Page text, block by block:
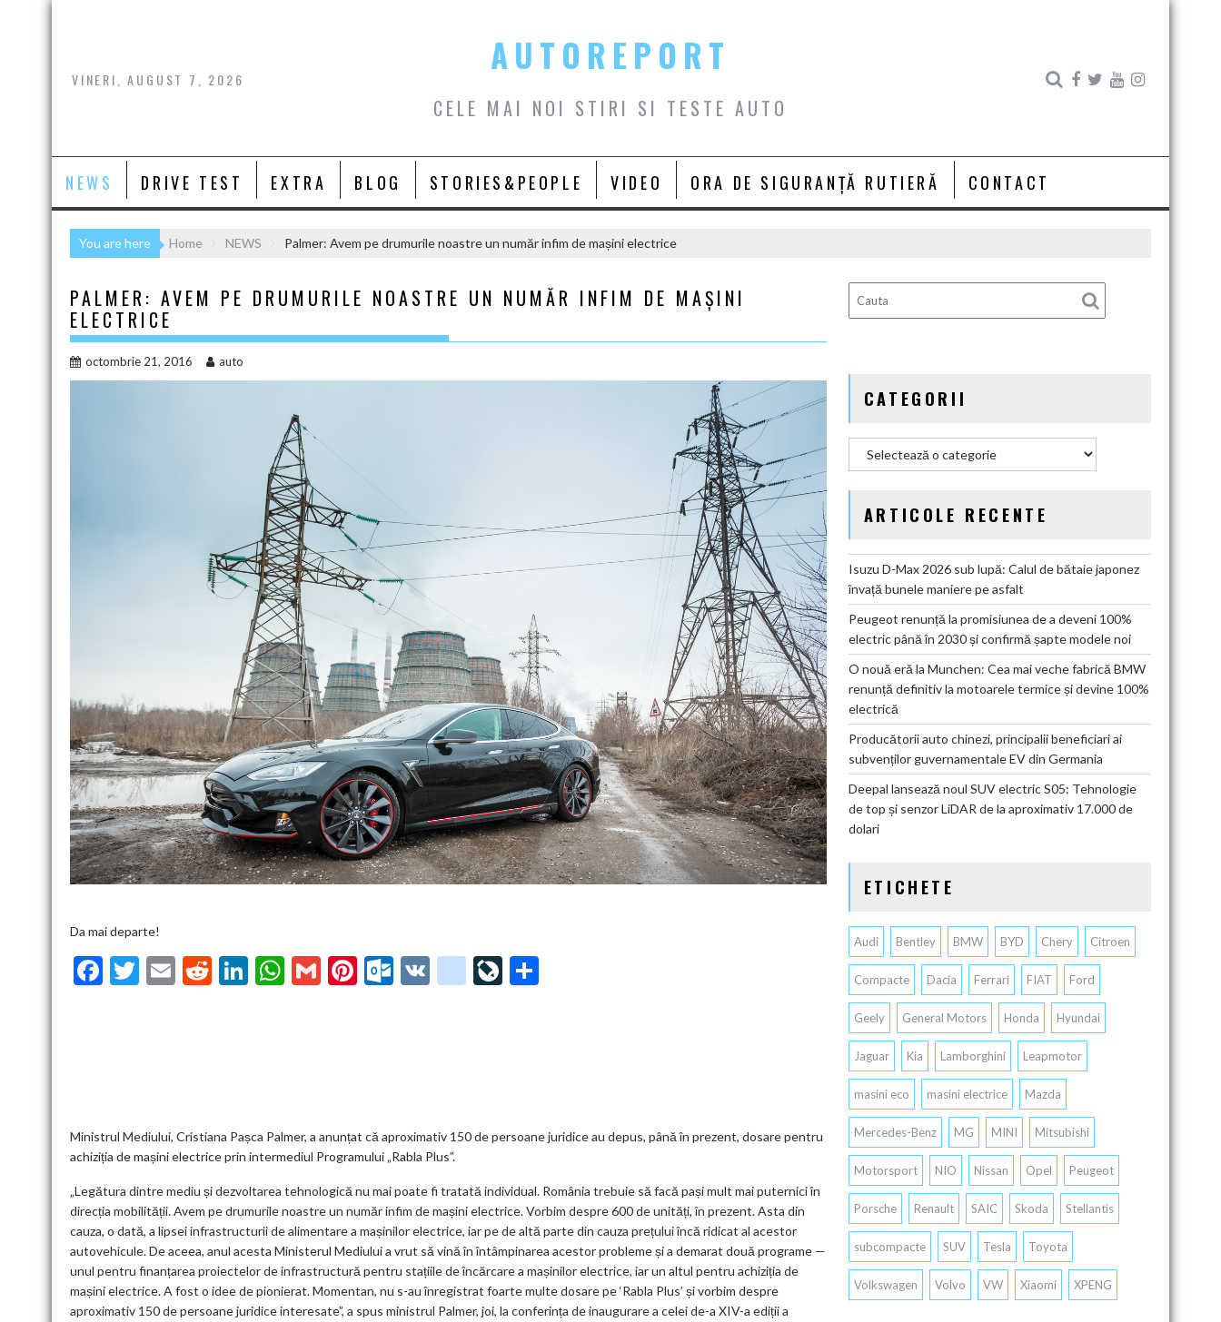
Skip
VINERI, AUGUST 7, 2026
AUTOREPORT
CELE MAI NOI STIRI SI TESTE AUTO
NEWS DRIVE TEST EXTRA BLOG STORIES&PEOPLE VIDEO ORA DE SIGURANȚĂ RUTIERĂ CONTACT
You are here Home NEWS Palmer: Avem pe drumurile noastre un număr infim de mașini electrice
PALMER: AVEM PE DRUMURILE NOASTRE UN NUMĂR INFIM DE MAȘINI
ELECTRICE
octombrie 21, 2016 auto
Da mai departe!
F
k
T
E
R
Li W
p
G
Pi O
m
g
o
k
m
ar
ks
Li
Ministrul Mediului, Cristiana Pașca Palmer, a anunțat că aproximativ 150 de persoane juridice au depus, până în prezent, dosare pentru
achiziția de mașini electrice prin intermediul Programului „Rabla Plus”.
„Legătura dintre mediu și dezvoltarea tehnologică nu mai poate fi tratată individual. România trebuie să facă pași mult mai puternici în
direcția mobilității. Avem pe drumurile noastre un număr infim de mașini electrice. Vorbim despre 600 de unități, în prezent. Asta din
cauza, o dată, a lipsei infrastructurii de alimentare a mașinilor electrice, iar pe de altă parte din cauza prețului încă ridicat al acestor
autovehicule. De aceea, anul acesta Ministerul Mediului a vrut să vină în întâmpinarea acestor probleme și a demarat două programe —
unul pentru finanțarea proiectelor de infrastructură pentru stațiile de încărcare a mașinilor electrice, iar un altul pentru achiziția de
mașini electrice. A fost o idee de pionierat. Momentan, nu s-au înregistrat foarte multe dosare pe ‘Rabla Plus’ și vorbim despre
aproximativ 150 de persoane juridice interesate”, a spus ministrul Palmer, joi, la conferința de inaugurare a celei de-a XIV-a ediții a
CATEGORII
ARTICOLE RECENTE
Isuzu D-Max 2026 sub lupă: Calul de bătaie japonez
învață bunele maniere pe asfalt
Peugeot renunță la promisiunea de a deveni 100%
electric până în 2030 și confirmă șapte modele noi
O nouă eră la Munchen: Cea mai veche fabrică BMW
renunță definitiv la motoarele termice și devine 100%
electrică
Producătorii auto chinezi, principalii beneficiari ai
subvenților guvernamentale EV din Germania
Deepal lansează noul SUV electric S05: Tehnologie
de top și senzor LiDAR de la aproximativ 17.000 de
dolari
ETICHETE
Audi Bentley BMW BYD Chery Citroen
Compacte Dacia Ferrari FIAT Ford
Geely General Motors Honda Hyundai
Jaguar Kia Lamborghini Leapmotor
masini eco masini electrice Mazda
Mercedes-Benz MG MINI Mitsubishi
Motorsport NIO Nissan Opel Peugeot
Porsche Renault SAIC Skoda Stellantis
subcompacte SUV Tesla Toyota
Volkswagen Volvo VW Xiaomi XPENG